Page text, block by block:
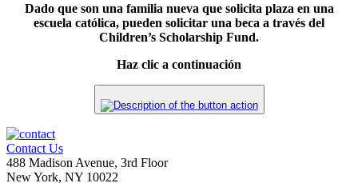
Dado que son una familia nueva que solicita plaza en una
escuela católica, pueden solicitar una beca a través del
Children’s Scholarship Fund.
Haz clic a continuación
Contact Us
488 Madison Avenue, 3rd Floor
New York, NY 10022